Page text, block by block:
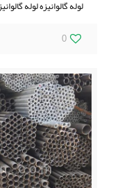
لوله گالوانيزه لوله
0